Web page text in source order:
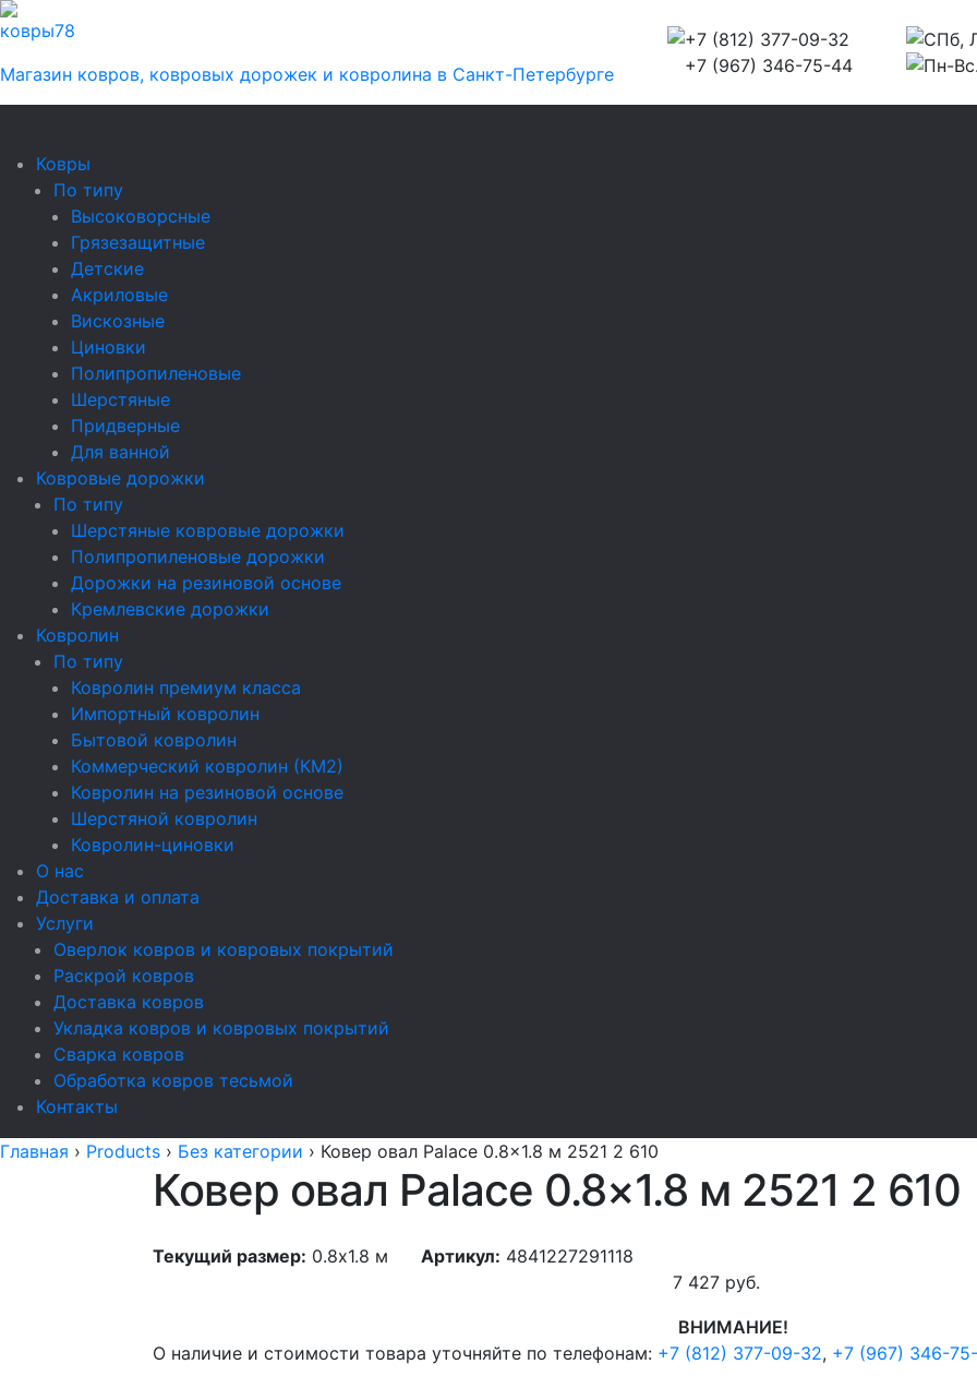
ковры78
Магазин ковров, ковровых дорожек и ковролина в Санкт-Петербурге
+7 (812) 377-09-32
+7 (967) 346-75-44
СПб,
Пн-
Ковры
По типу
Высоковорсные
Грязезащитные
Детские
Акриловые
Вискозные
Циновки
Полипропиленовые
Шерстяные
Придверные
Для ванной
Ковровые дорожки
По типу
Шерстяные ковровые дорожки
Полипропиленовые дорожки
Дорожки на резиновой основе
Кремлевские дорожки
Ковролин
По типу
Ковролин премиум класса
Импортный ковролин
Бытовой ковролин
Коммерческий ковролин (КМ2)
Ковролин на резиновой основе
Шерстяной ковролин
Ковролин-циновки
О нас
Доставка и оплата
Услуги
Оверлок ковров и ковровых покрытий
Раскрой ковров
Доставка ковров
Укладка ковров и ковровых покрытий
Сварка ковров
Обработка ковров тесьмой
Контакты
Главная › Products › Без категории › Ковер овал Palace 0.8x1.8 м 2521 2 610
Ковер овал Palace 0.8×1.8 м 2521 2 610
Текущий размер: 0.8x1.8 м Артикул: 4841227291118
7 427 руб.
ВНИМАНИЕ!
О наличие и стоимости товара уточняйте по телефонам: +7 (812) 377-09-32, +7 (967) 346-